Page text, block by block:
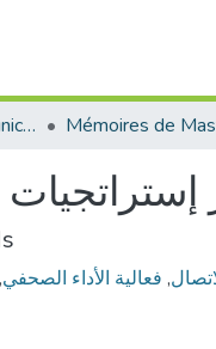
Département de communication Mémoires de
, فعالية الأداء الصحفي,